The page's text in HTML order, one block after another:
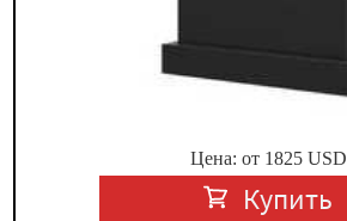
Цена: от 1825USD
Купить